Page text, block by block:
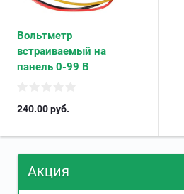
Вольтметр
встраиваемый на
панель 0-99 В
240.00руб.
Акция